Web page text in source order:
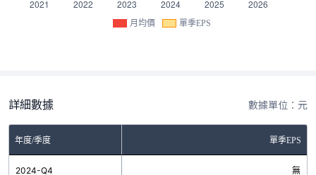
月均價 單季EPS
詳細數據 數據單位：元
年度/季度 單季EPS
2024-Q4 無